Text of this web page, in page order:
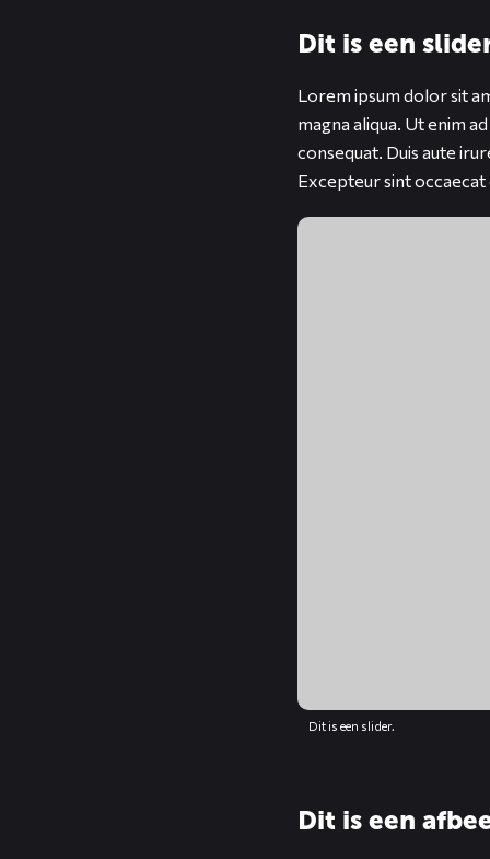
Dit is een
Lorem ipsum dolor sit
magna aliqua. Ut enim
consequat. Duis aute
Excepteur sint
Dit is een slider.
Dit is een